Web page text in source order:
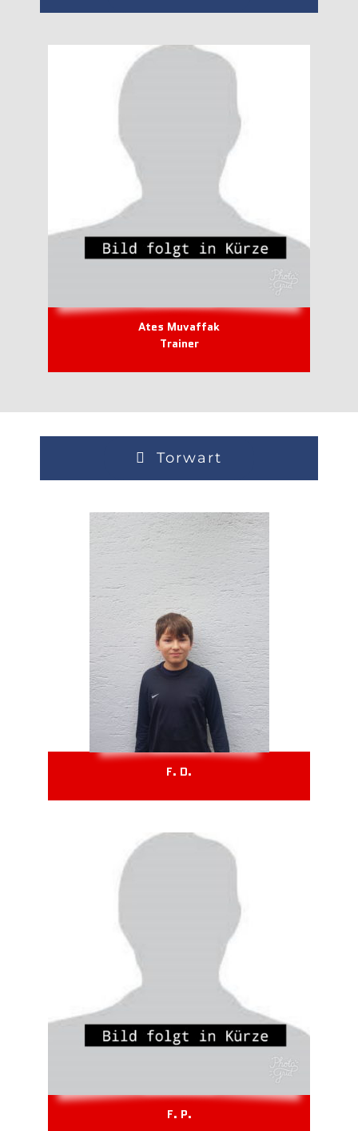
Ates Muvaffak
Trainer
Torwart
F. D.
F. P.